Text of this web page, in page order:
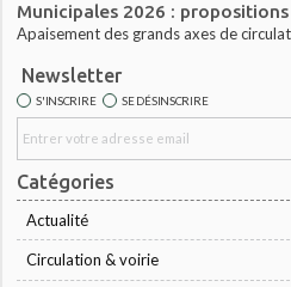
Municipales 2026 :
Apaisement des grands axes de
Newsletter
S'INSCRIRE SE DÉSINSCRIRE
Catégories
Actualité
Circulation & voirie